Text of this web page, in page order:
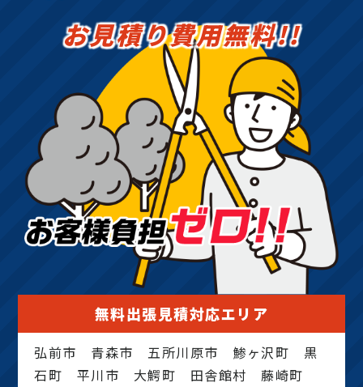
お見積り費用無料!!
無料出張見積対応エリア
弘前市 青森市 五所川原市 鯵ヶ沢町 黒
石町 平川市 大鰐町 田舎館村 藤崎町